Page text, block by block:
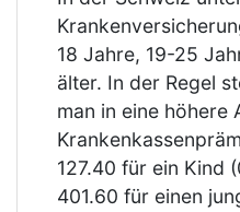
18 Jahre, 19-25
älter. In der Regel
man in eine höhere
127.40 für ein Kind
401.60 für einen